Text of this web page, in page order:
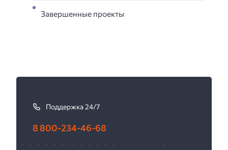
Завершенные проекты
Поддержка 24/7
8 800-234-46-68